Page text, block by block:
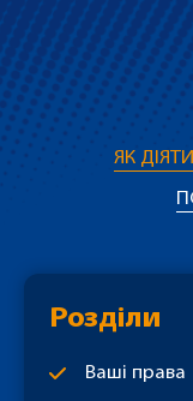
ЯК
Розділи
Ваші права